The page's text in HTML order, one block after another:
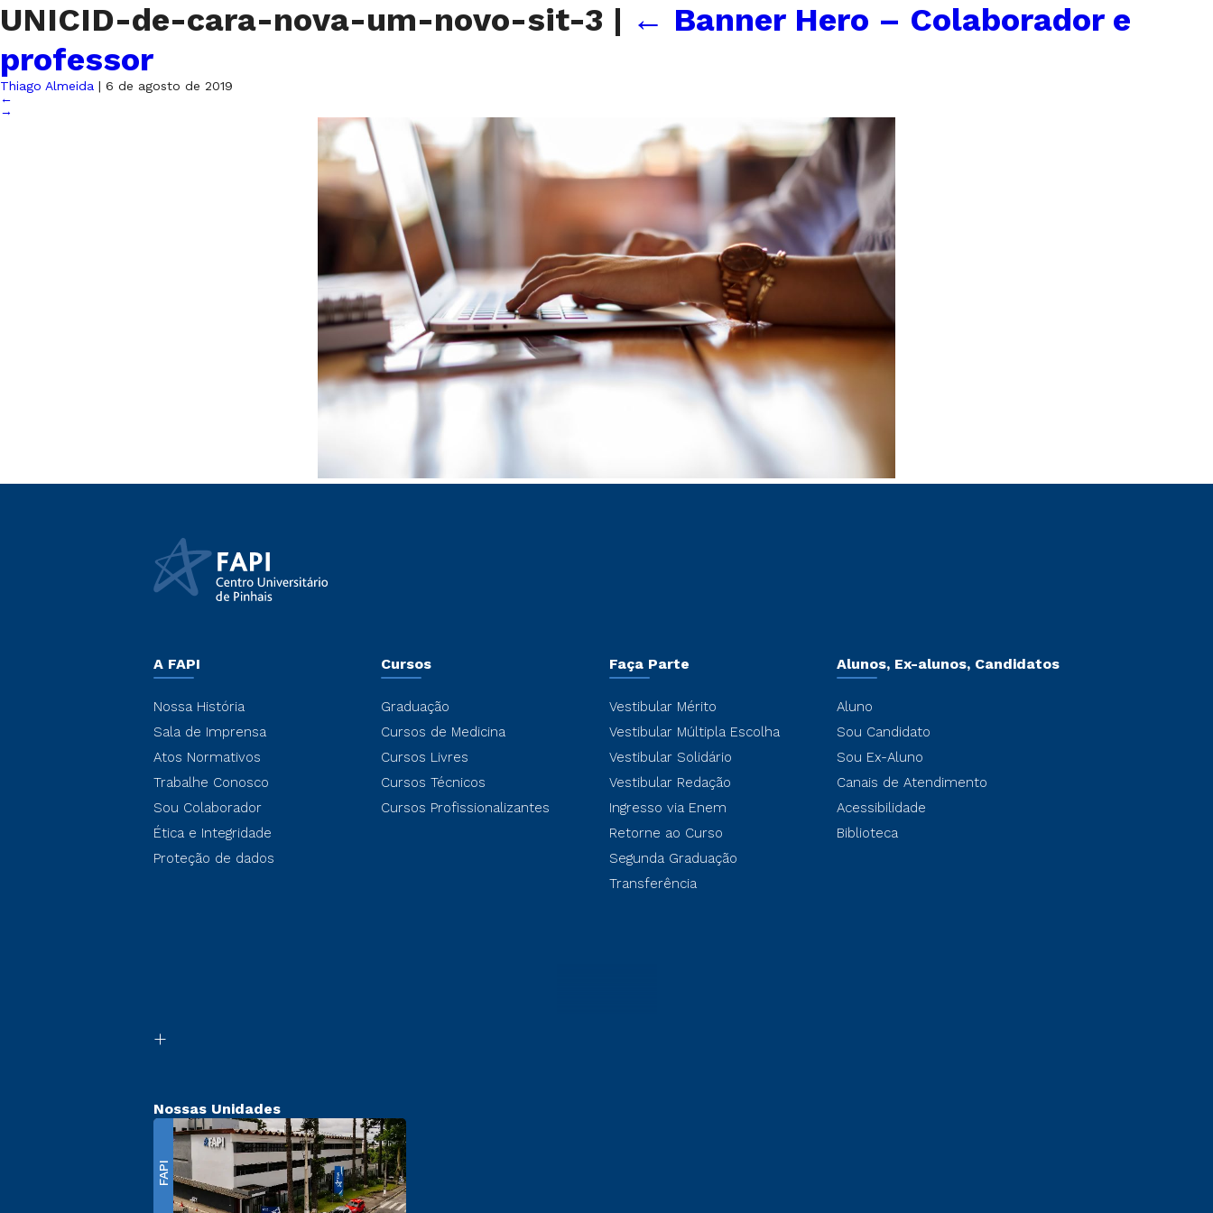
UNICID-de-cara-nova-um-novo-sit-3 | ← Banner Hero – Colaborador e
professor
Thiago Almeida | 6 de agosto de 2019
←
→
A FAPI
Nossa História
Sala de Imprensa
Atos Normativos
Trabalhe Conosco
Sou Colaborador
Ética e Integridade
Proteção de dados
Cursos
Graduação
Cursos de Medicina
Cursos Livres
Cursos Técnicos
Cursos Profissionalizantes
Faça Parte
Vestibular Mérito
Vestibular Múltipla Escolha
Vestibular Solidário
Vestibular Redação
Ingresso via Enem
Retorne ao Curso
Segunda Graduação
Transferência
Alunos, Ex-alunos, Candidatos
Aluno
Sou Candidato
Sou Ex-Aluno
Canais de Atendimento
Acessibilidade
Biblioteca
Nossas Unidades
FAPI